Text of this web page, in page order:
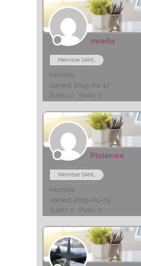
mireille
Membre SAHL
Membre
Joined: 2019-04-17
Sujets: 0
Posts: 0
Ptolemee
Membre SAHL
Membre
Joined: 2019-05-03
Sujets: 0
Posts: 0